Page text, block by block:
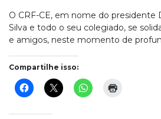
O CRF-CE, em nome do presidente
Silva e todo o seu colegiado, se
e amigos, neste momento de
Compartilhe isso: